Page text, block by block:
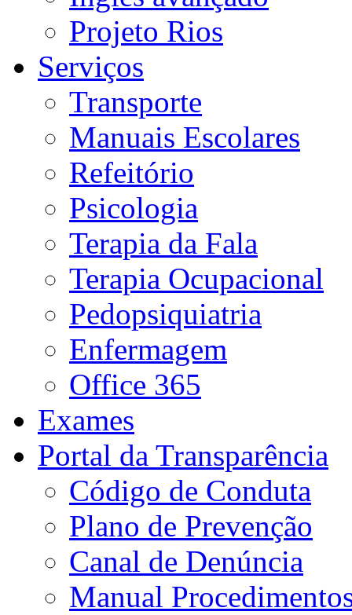
Projeto Rios
Serviços
Transporte
Manuais Escolares
Refeitório
Psicologia
Terapia da Fala
Terapia Ocupacional
Pedopsiquiatria
Enfermagem
Office 365
Exames
Portal da Transparência
Código de Conduta
Plano de Prevenção
Canal de Denúncia
Manual